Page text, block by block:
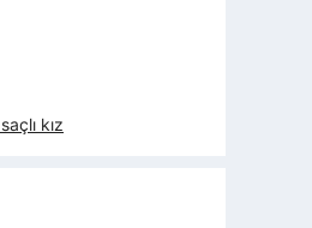
kız